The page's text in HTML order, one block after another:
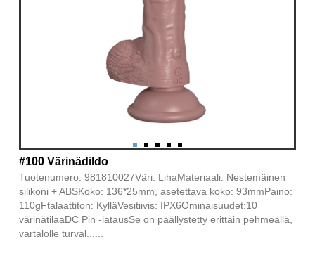
#100 Värinädildo
Tuotenumero: 981810027Väri: LihaMateriaali: Nestemäinen
silikoni + ABSKoko: 136*25mm, asetettava koko: 93mmPaino:
110gFtalaattiton: KylläVesitiivis: IPX6Ominaisuudet:10
värinätilaaDC Pin -latausSe on päällystetty erittäin pehmeällä,
vartalolle turval......